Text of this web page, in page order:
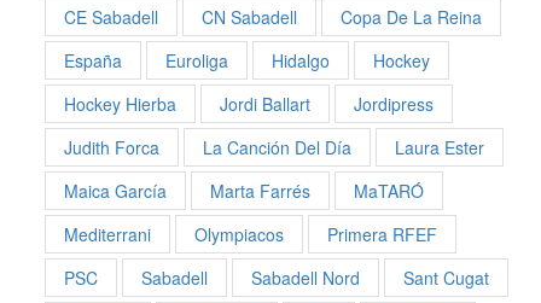
CE Sabadell
CN Sabadell
Copa De La Reina
España
Euroliga Hidalgo
Hockey
Hockey Hierba
Jordi Ballart
Jordipress
Judith Forca
La Canción Del Día
Laura Ester
Maica García
Marta Farrés
MaTARÓ
Mediterrani
Olympiacos
Primera RFEF
PSC
Sabadell Sabadell Nord
Sant Cugat